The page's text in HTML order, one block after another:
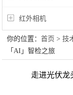
红外相机
你的位置：首页 >技
「AI」智检之旅
走进光伏龙